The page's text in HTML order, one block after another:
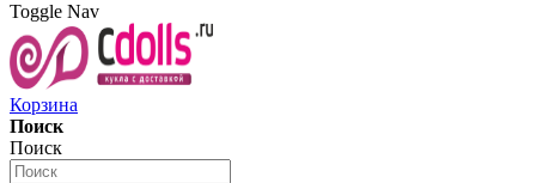
Toggle Nav
Корзина
Поиск
Поиск